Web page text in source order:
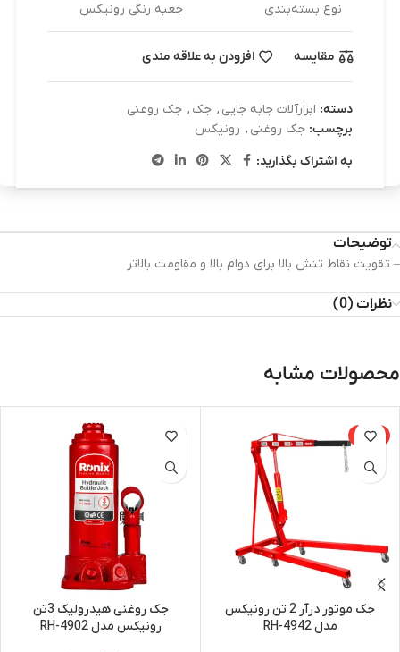
نوع بسته‌بندی جعبه رنگی رونیکس
مقایسه افزودن به علاقه مندی
دسته: ابزارآلات جابه جایی , جک , جک روغنی
برچسب: جک روغنی , رونیکس
به اشتراک بگذارید:
توضیحات
– تقویت نقاط تنش بالا برای دوام بالا و مقاومت بالاتر
نظرات (0)
محصولات مشابه
-15%
جک موتور درآر 2 تن رونیکس
مدل RH-4942
جک روغنی هیدرولیک 3تن
رونیکس مدل RH-4902